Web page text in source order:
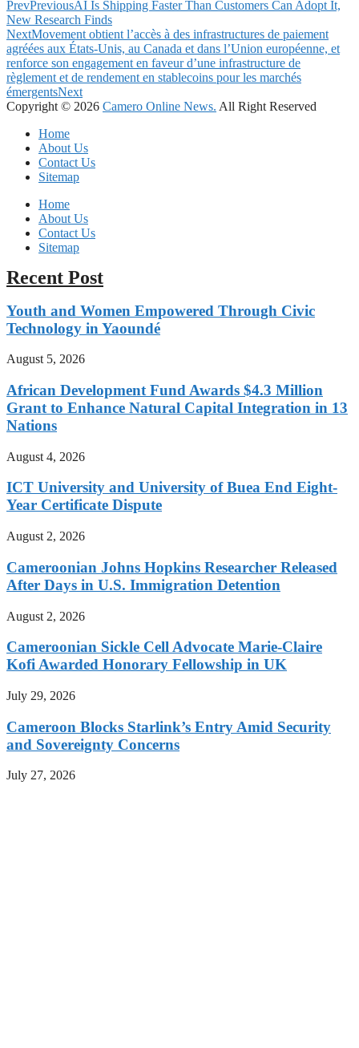
PrevPreviousAI Is Shipping Faster Than Customers Can Adopt It,
New Research Finds
NextMovement obtient l’accès à des infrastructures de paiement
agréées aux États-Unis, au Canada et dans l’Union européenne, et
renforce son engagement en faveur d’une infrastructure de
règlement et de rendement en stablecoins pour les marchés
émergentsNext
Copyright © 2026 Camero Online News. All Right Reserved
Home
About Us
Contact Us
Sitemap
Home
About Us
Contact Us
Sitemap
Recent Post
Youth and Women Empowered Through Civic
Technology in Yaoundé
August 5, 2026
African Development Fund Awards $4.3 Million
Grant to Enhance Natural Capital Integration in 13
Nations
August 4, 2026
ICT University and University of Buea End Eight-
Year Certificate Dispute
August 2, 2026
Cameroonian Johns Hopkins Researcher Released
After Days in U.S. Immigration Detention
August 2, 2026
Cameroonian Sickle Cell Advocate Marie-Claire
Kofi Awarded Honorary Fellowship in UK
July 29, 2026
Cameroon Blocks Starlink’s Entry Amid Security
and Sovereignty Concerns
July 27, 2026